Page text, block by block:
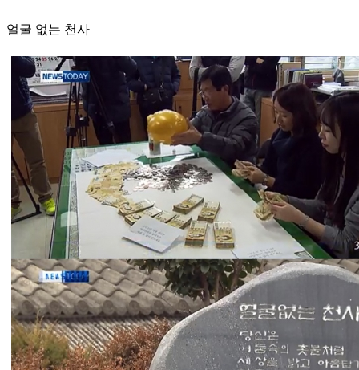
얼굴 없는 천사